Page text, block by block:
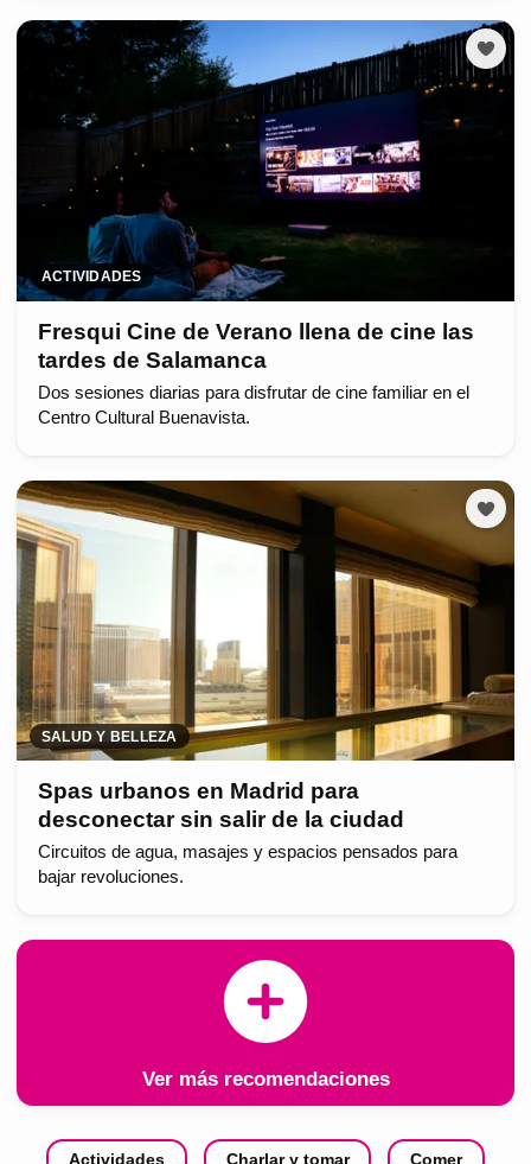
ACTIVIDADES
Fresqui Cine de Verano llena de cine las
tardes de Salamanca
Dos sesiones diarias para disfrutar de cine familiar en el
Centro Cultural Buenavista.
SALUD Y BELLEZA
Spas urbanos en Madrid para
desconectar sin salir de la ciudad
Circuitos de agua, masajes y espacios pensados para
bajar revoluciones.
Ver más recomendaciones
Actividades Charlar y tomar Comer